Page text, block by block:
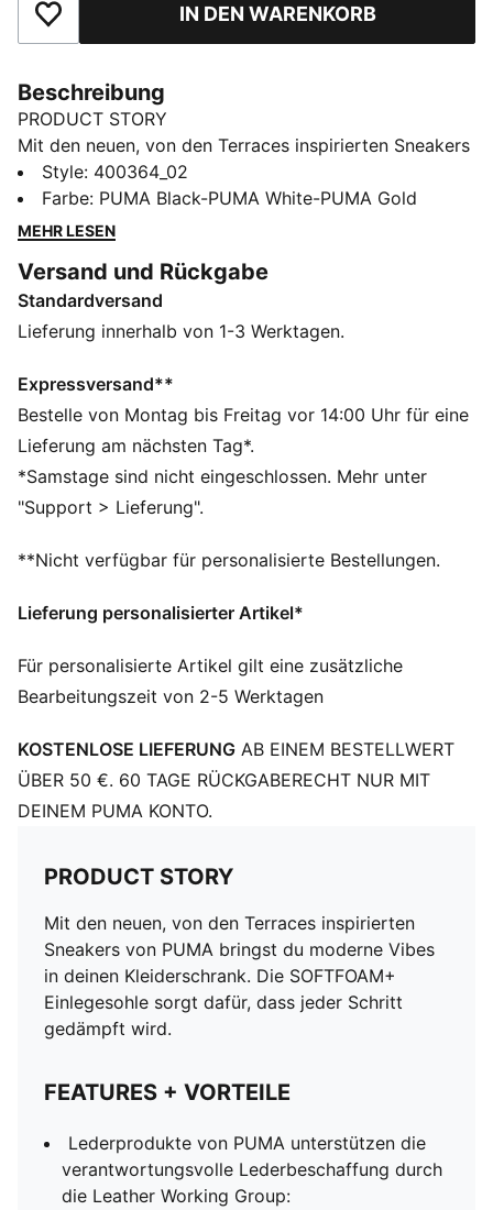
Zu Favoriten hinzufügenIN DEN WARENKORB
Beschreibung
PRODUCT STORY
Mit den neuen, von den Terraces inspirierten Sneakers
von PUMA bringst du moderne Vibes in deinen
Kleiderschrank. Die SOFTFOAM+ Einlegesohle sorgt
dafür, dass jeder Schritt gedämpft wird.
Lederprodukte von PUMA unterstützen die
verantwortungsvolle Lederbeschaffung durch die
Leather Working Group:
Das Obermaterial der Schuhe besteht zu mindestens
20 % aus recycelten Materialien und der untere Teil
aus mindestens 10 % recycelten Materialien.
SOFTFOAM+: Bequeme Innensohle mit Step-in-
Komfort, die dank der extradicken Ferse für eine
weiche Dämpfung sorgt
Reguläre Breite
Schnürung
PUMA Branding-Details
Style: 400364_02
Farbe: PUMA Black-PUMA White-PUMA Gold
MEHR LESEN
Versand und Rückgabe
Standardversand
Lieferung innerhalb von 1-3 Werktagen.
Expressversand**
Bestelle von Montag bis Freitag vor 14:00 Uhr für eine
Lieferung am nächsten Tag*.
*Samstage sind nicht eingeschlossen. Mehr unter
"Support > Lieferung".
**Nicht verfügbar für personalisierte Bestellungen.
Lieferung personalisierter Artikel*
Für personalisierte Artikel gilt eine zusätzliche
Bearbeitungszeit von 2-5 Werktagen
KOSTENLOSE LIEFERUNG AB EINEM BESTELLWERT
ÜBER 50 €. 60 TAGE RÜCKGABERECHT NUR MIT
DEINEM PUMA KONTO.
PRODUCT STORY
Mit den neuen, von den Terraces inspirierten
Sneakers von PUMA bringst du moderne Vibes
in deinen Kleiderschrank. Die SOFTFOAM+
Einlegesohle sorgt dafür, dass jeder Schritt
gedämpft wird.
FEATURES + VORTEILE
Lederprodukte von PUMA unterstützen die
verantwortungsvolle Lederbeschaffung durch
die Leather Working Group: